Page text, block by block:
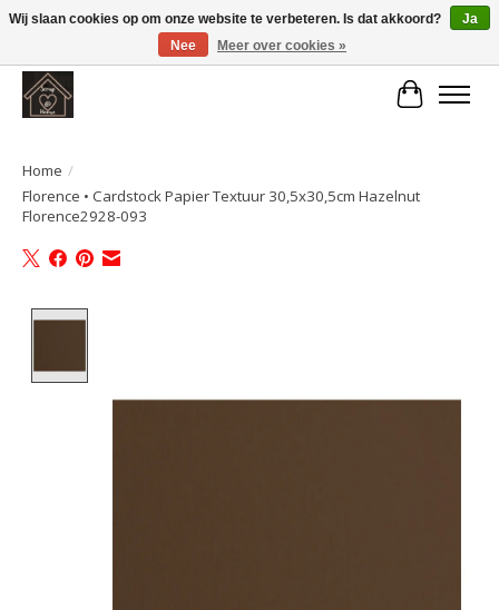
Large selection of products and fast shipping!
Home /
Florence • Cardstock Papier Textuur 30,5x30,5cm Hazelnut
Florence2928-093
Wij slaan cookies op om onze website te verbeteren. Is dat akkoord?
Ja
Nee
Meer over cookies »